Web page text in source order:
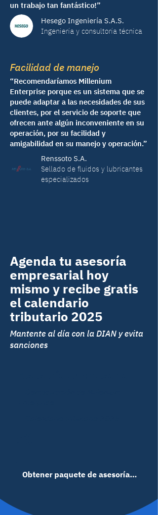
un trabajo tan fantástico!”
Hesego Ingeniería S.A.S.
Ingeniería y consultoría técnica
Facilidad de manejo
“Recomendaríamos Millenium
Enterprise porque es un sistema que se
puede adaptar a las necesidades de sus
clientes, por el servicio de soporte que
ofrecen ante algún inconveniente en su
operación, por su facilidad y
amigabilidad en su manejo y operación.”
Renssoto S.A.
Sellado de fluidos y lubricantes
especializados
Agenda tu asesoría
empresarial hoy
mismo y recibe gratis
el calendario
tributario 2025
Mantente al día con la DIAN y evita
sanciones
Obtener paquete de asesoría empresarial